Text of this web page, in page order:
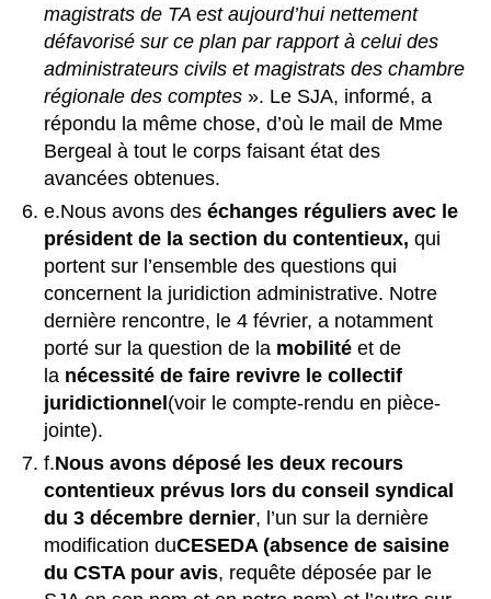
magistrats de TA est aujourd’hui nettement
défavorisé sur ce plan par rapport à celui des
administrateurs civils et magistrats des chambre
régionale des comptes ». Le SJA, informé, a
répondu la même chose, d’où le mail de Mme
Bergeal à tout le corps faisant état des
avancées obtenues.
e.Nous avons des échanges réguliers avec le
président de la section du contentieux, qui
portent sur l’ensemble des questions qui
concernent la juridiction administrative. Notre
dernière rencontre, le 4 février, a notamment
porté sur la question de la mobilité et de
la nécessité de faire revivre le collectif
juridictionnel (voir le compte-rendu en pièce-
jointe).
f.Nous avons déposé les deux recours
contentieux prévus lors du conseil syndical
du 3 décembre dernier, l’un sur la dernière
modification duCESEDA (absence de saisine
du CSTA pour avis, requête déposée par le